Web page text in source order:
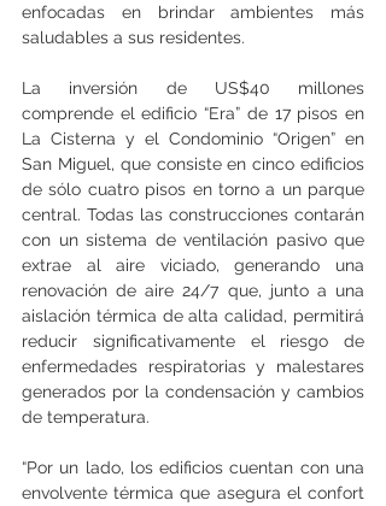
enfocadas en brindar ambientes más
saludables a sus residentes.
La inversión de US$40 millones
comprende el edificio “Era” de 17 pisos en
La Cisterna y el Condominio “Origen” en
San Miguel, que consiste en cinco edificios
de sólo cuatro pisos en torno a un parque
central. Todas las construcciones contarán
con un sistema de ventilación pasivo que
extrae al aire viciado, generando una
renovación de aire 24/7 que, junto a una
aislación térmica de alta calidad, permitirá
reducir significativamente el riesgo de
enfermedades respiratorias y malestares
generados por la condensación y cambios
de temperatura.
“Por un lado, los edificios cuentan con una
envolvente térmica que asegura el confort